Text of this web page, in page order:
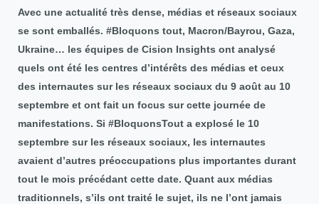
Avec une actualité très dense, médias et réseaux sociaux
se sont emballés. #Bloquons tout, Macron/Bayrou, Gaza,
Ukraine… les équipes de Cision Insights ont analysé
quels ont été les centres d’intérêts des médias et ceux
des internautes sur les réseaux sociaux du 9 août au 10
septembre et ont fait un focus sur cette journée de
manifestations. Si #BloquonsTout a explosé le 10
septembre sur les réseaux sociaux, les internautes
avaient d’autres préoccupations plus importantes durant
tout le mois précédant cette date. Quant aux médias
traditionnels, s’ils ont traité le sujet, ils ne l’ont jamais